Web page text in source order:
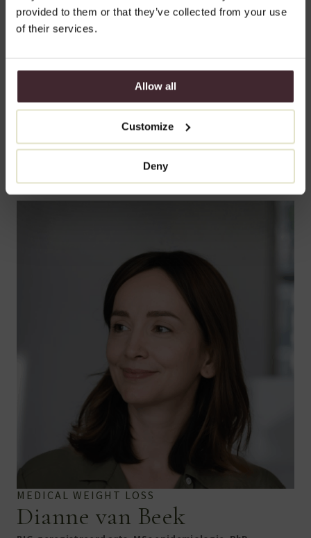
provided to them or that they’ve collected from your use
of their services.
Allow all
Customize
Deny
Of je nu komt voor een bovenooglidcorrectie, Swedish Lips of
is.
MEDICAL WEIGHT LOSS
Dianne van Beek